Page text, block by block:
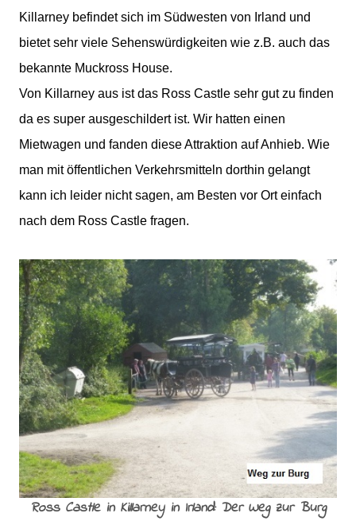
Killarney befindet sich im Südwesten von Irland und
bietet sehr viele Sehenswürdigkeiten wie z.B. auch das
bekannte Muckross House.
Von Killarney aus ist das Ross Castle sehr gut zu finden
da es super ausgeschildert ist. Wir hatten einen
Mietwagen und fanden diese Attraktion auf Anhieb. Wie
man mit öffentlichen Verkehrsmitteln dorthin gelangt
kann ich leider nicht sagen, am Besten vor Ort einfach
nach dem Ross Castle fragen.
Ross Castle in Killarney in Irland: Der Weg zur Burg